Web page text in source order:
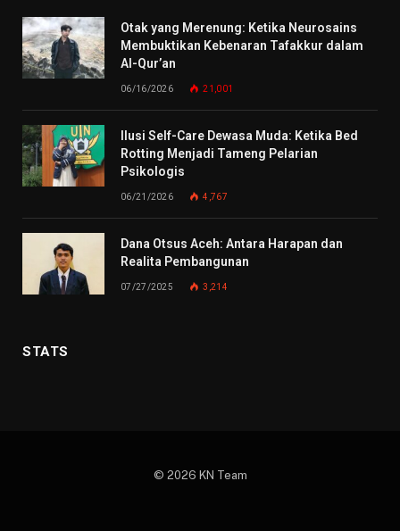
Otak yang Merenung: Ketika Neurosains
Membuktikan Kebenaran Tafakkur dalam
Al-Qur’an
06/16/2026 21,001
Ilusi Self-Care Dewasa Muda: Ketika Bed
Rotting Menjadi Tameng Pelarian
Psikologis
06/21/2026 4,767
Dana Otsus Aceh: Antara Harapan dan
Realita Pembangunan
07/27/2025 3,214
STATS
© 2026 KN Team